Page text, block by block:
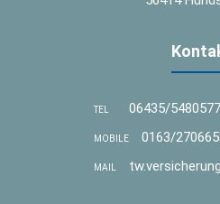
TEL 06435/5480577
MOBILE 0163/
MAIL